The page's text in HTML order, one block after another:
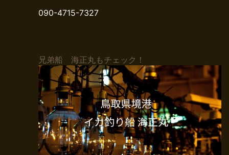
090-4715-7327
兄弟船 海正丸もチェック！